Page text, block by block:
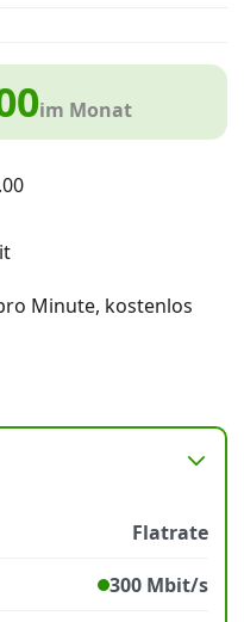
im Monat
Minute, kostenlos
Flatrate
300 Mbit/s